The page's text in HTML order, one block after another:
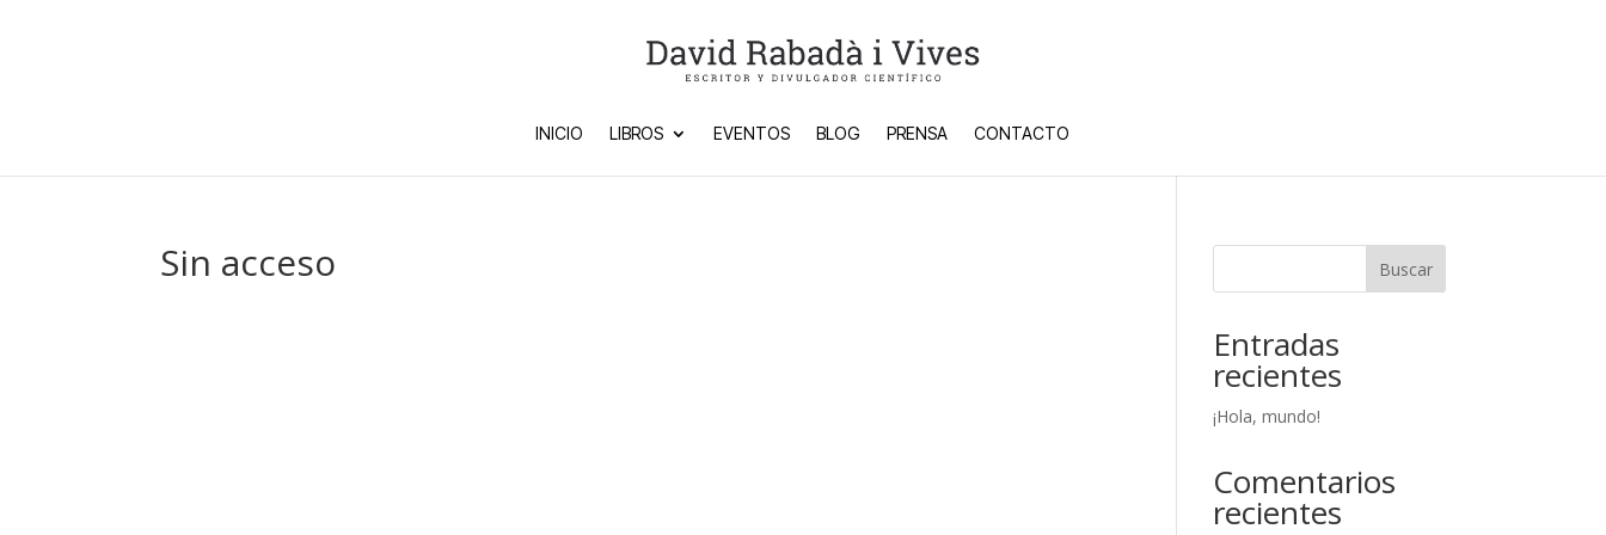
INICIO LIBROS EVENTOS BLOG PRENSA CONTACTO
Sin acceso Buscar
Entradas
recientes
¡Hola, mundo!
Comentarios
recientes